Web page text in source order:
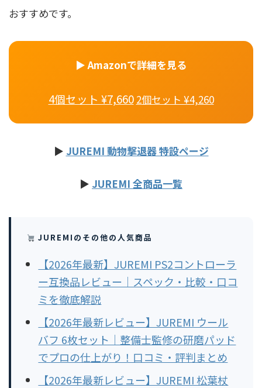
おすすめです。
▶ Amazonで詳細を見る
4個セット ¥7,660 2個セット ¥4,260
▶ JUREMI 動物撃退器 特設ページ
▶ JUREMI 全商品一覧
JUREMIのその他の人気商品
【2026年最新】JUREMI PS2コントローラ
ー互換品レビュー｜スペック・比較・口コ
ミを徹底解説
【2026年最新レビュー】JUREMI ウール
バフ 6枚セット｜整備士監修の研磨パッド
でプロの仕上がり！口コミ・評判まとめ
【2026年最新レビュー】JUREMI 松葉杖